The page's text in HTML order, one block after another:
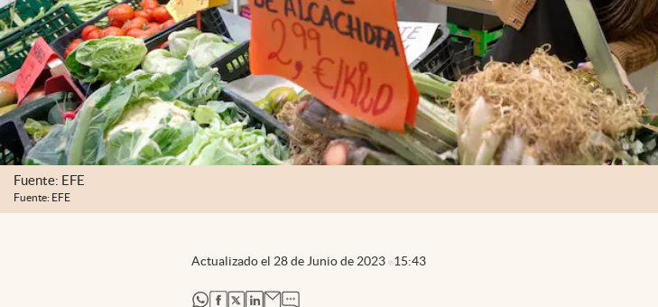
Fuente: EFE
Fuente: EFE
Actualizado el 28 de Junio de 2023 15:43
abre en nueva pestaña
abre en nueva pestaña
abre en nueva pestaña
abre en nueva pestaña